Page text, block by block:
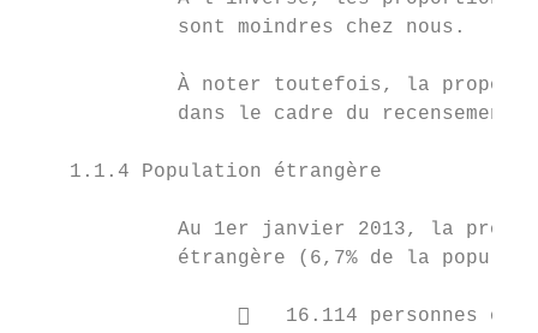
             sont moindres chez nous.
À noter toutefois, la
dans le cadre du recensement
    1.1.4 Population étrangère
Au 1er janvier 2013, la
étrangère (6,7% de la
   16.114 personnes